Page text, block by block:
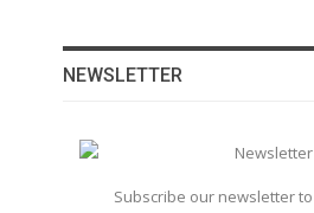
NEWSLETTER
Subscribe our newsletter